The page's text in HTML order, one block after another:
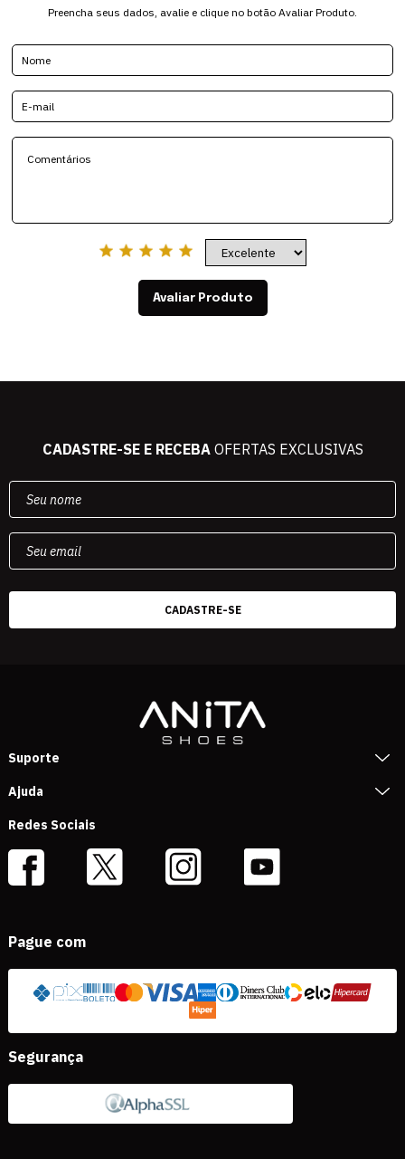
Preencha seus dados, avalie e clique no botão Avaliar Produto.
Avaliar Produto
CADASTRE-SE E RECEBAOFERTAS EXCLUSIVAS
Suporte
Ajuda
Redes Sociais
Pague com
Segurança